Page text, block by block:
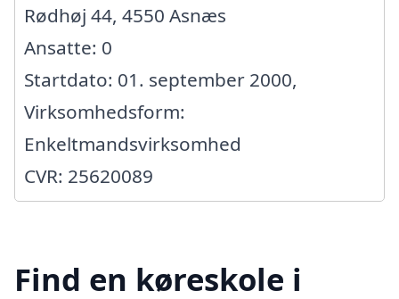
Rødhøj 44, 4550 Asnæs
Ansatte: 0
Startdato: 01. september 2000,
Virksomhedsform:
Enkeltmandsvirksomhed
CVR: 25620089
Find en køreskole i